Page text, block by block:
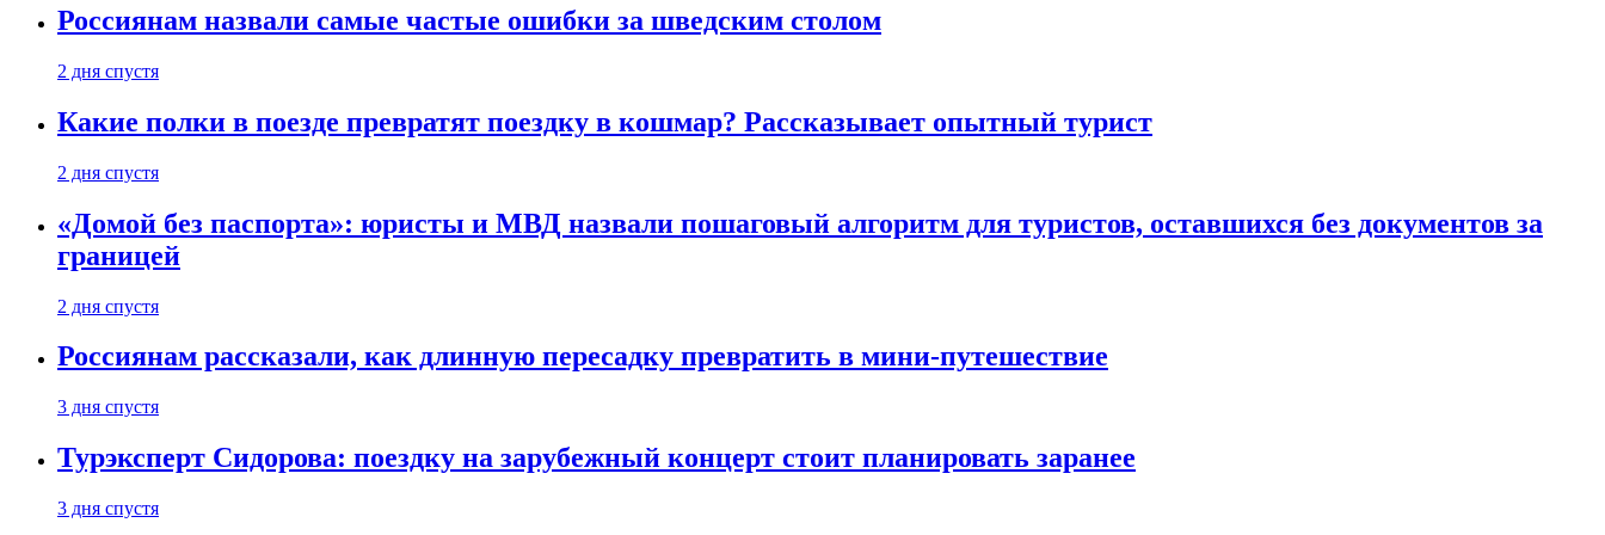
Россиянам назвали самые частые ошибки за шведским столом
2 дня спустя
Какие полки в поезде превратят поездку в кошмар? Рассказывает опытный турист
2 дня спустя
«Домой без паспорта»: юристы и МВД назвали пошаговый алгоритм для туристов, оставшихся без документов за
границей
2 дня спустя
Россиянам рассказали, как длинную пересадку превратить в мини-путешествие
3 дня спустя
Турэксперт Сидорова: поездку на зарубежный концерт стоит планировать заранее
3 дня спустя